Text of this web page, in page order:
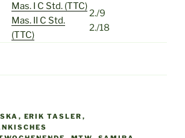
Mas. I C Std. (TTC)
Mas. II C Std.
(TTC)
2./9
2./18
, ERIK TASLER ,